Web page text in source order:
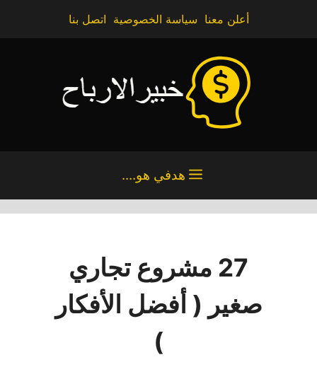
أعلن معنا سياسة الخصوصية اتصل بنا
هدفي هو....
27 مشروع تجاري
صغير ( أفضل الأفكار
)